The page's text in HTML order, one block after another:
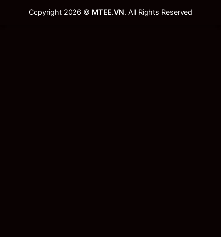
Copyright 2026 © MTEE.VN. All Rights Reserved